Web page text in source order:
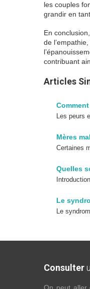
les couples
grandir en
En
de
contribuant
Articles
Les peurs
Mères
Certaines
Quelles
Le
Le
Consulter